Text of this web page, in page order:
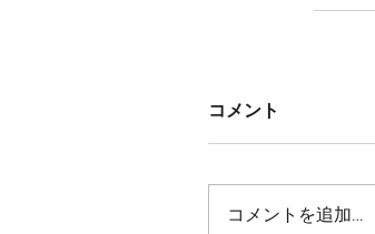
コメント
コメントを追加…